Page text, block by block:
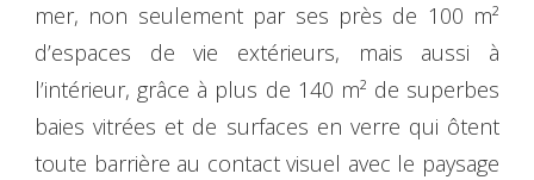
mer, non seulement par ses près de 100 m²
d’espaces de vie extérieurs, mais aussi à
l’intérieur, grâce à plus de 140 m² de superbes
baies vitrées et de surfaces en verre qui ôtent
toute barrière au contact visuel avec le paysage